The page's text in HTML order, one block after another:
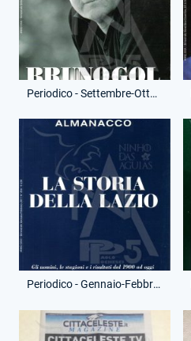
Periodico - Settembre-Ottobre 2016 - Lazialità - Brunogol
Periodico - Gennaio-Febbraio 2017 - Lazialità - La storia della Lazio